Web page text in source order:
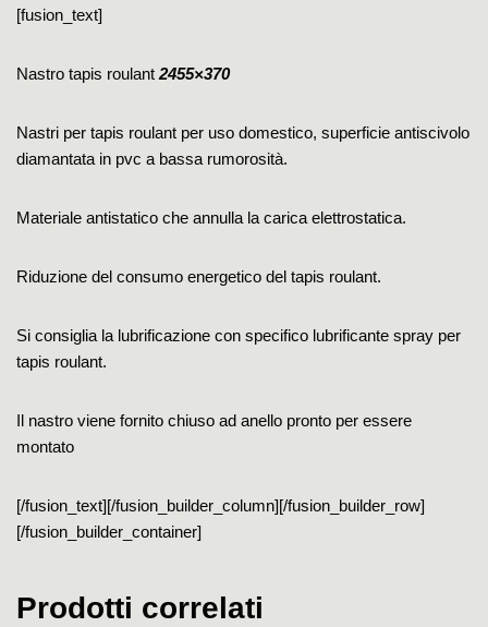
[fusion_text]
Nastro tapis roulant 2455×370
Nastri per tapis roulant per uso domestico, superficie antiscivolo
diamantata in pvc a bassa rumorosità.
Materiale antistatico che annulla la carica elettrostatica.
Riduzione del consumo energetico del tapis roulant.
Si consiglia la lubrificazione con specifico lubrificante spray per
tapis roulant.
Il nastro viene fornito chiuso ad anello pronto per essere
montato
[/fusion_text][/fusion_builder_column][/fusion_builder_row]
[/fusion_builder_container]
Prodotti correlati